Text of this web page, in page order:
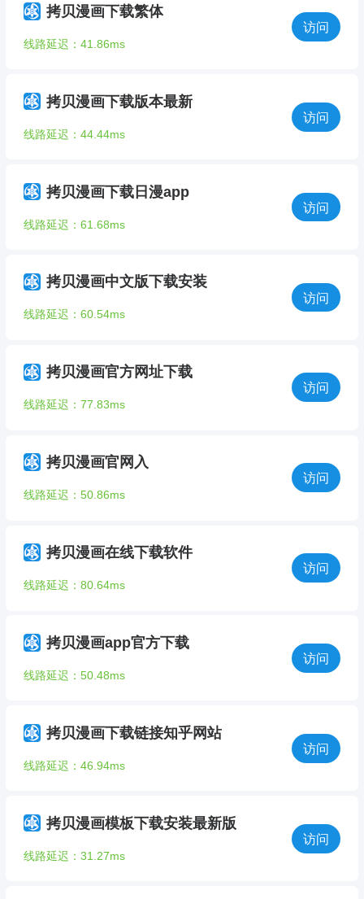
拷贝漫画下载繁体
线路延迟：41.86ms
访问
拷贝漫画下载版本最新
线路延迟：44.44ms
访问
拷贝漫画下载日漫app
线路延迟：61.68ms
访问
拷贝漫画中文版下载安装
线路延迟：60.54ms
访问
拷贝漫画官方网址下载
线路延迟：77.83ms
访问
拷贝漫画官网入
线路延迟：50.86ms
访问
拷贝漫画在线下载软件
线路延迟：80.64ms
访问
拷贝漫画app官方下载
线路延迟：50.48ms
访问
拷贝漫画下载链接知乎网站
线路延迟：46.94ms
访问
拷贝漫画模板下载安装最新版
线路延迟：31.27ms
访问